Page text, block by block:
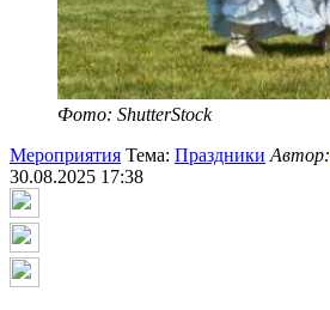
Фото: ShutterStock
Мероприятия Тема: Праздники Автор:
30.08.2025 17:38